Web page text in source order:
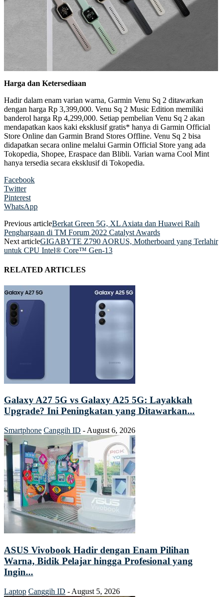
Harga dan Ketersediaan
Hadir dalam enam varian warna, Garmin Venu Sq 2 ditawarkan
dengan harga Rp 3,399,000. Venu Sq 2 Music Edition memiliki
banderol harga Rp 4,299,000. Setiap pembelian Venu Sq 2 akan
mendapatkan kaos kaki eksklusif gratis* hanya di Garmin Official
Store Online dan Garmin Brand Stores Offline. Venu Sq 2 bisa
didapatkan secara online melalui Garmin Official Store yang ada
Tokopedia, Shopee, Eraspace dan Blibli. Varian warna Cool Mint
hanya tersedia secara eksklusif di Tokopedia.
Facebook
Twitter
Pinterest
WhatsApp
Previous articleBerkat Green 5G, XL Axiata dan Huawei Raih
Penghargaan di TM Forum 2022 Catalyst Awards
Next articleGIGABYTE Z790 AORUS, Motherboard yang Terlahir
untuk CPU Intel® Core™ Gen-13
RELATED ARTICLES
Galaxy A27 5G vs Galaxy A25 5G: Layakkah
Upgrade? Ini Peningkatan yang Ditawarkan...
Smartphone Canggih ID - August 6, 2026
ASUS Vivobook Hadir dengan Enam Pilihan
Warna, Bidik Pelajar hingga Profesional yang
Ingin...
Laptop Canggih ID - August 5, 2026